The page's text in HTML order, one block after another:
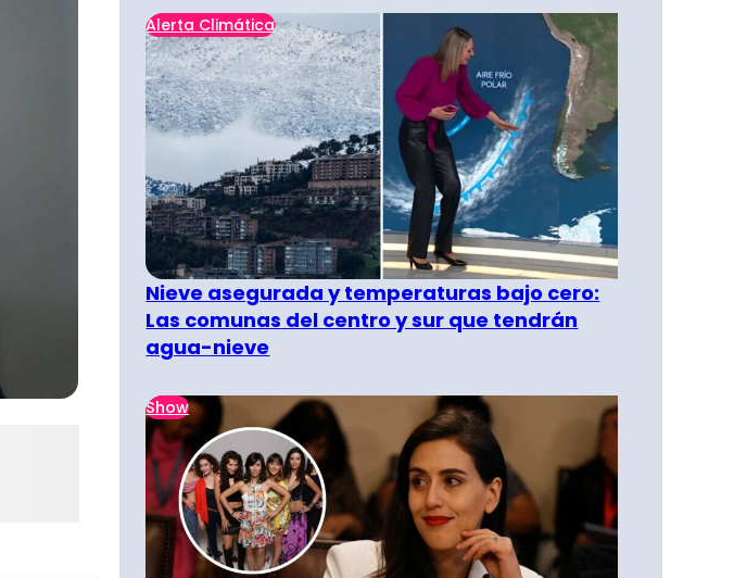
Alerta Climática
Nieve asegurada y temperaturas bajo cero:
Las comunas del centro y sur que tendrán
agua-nieve
Show